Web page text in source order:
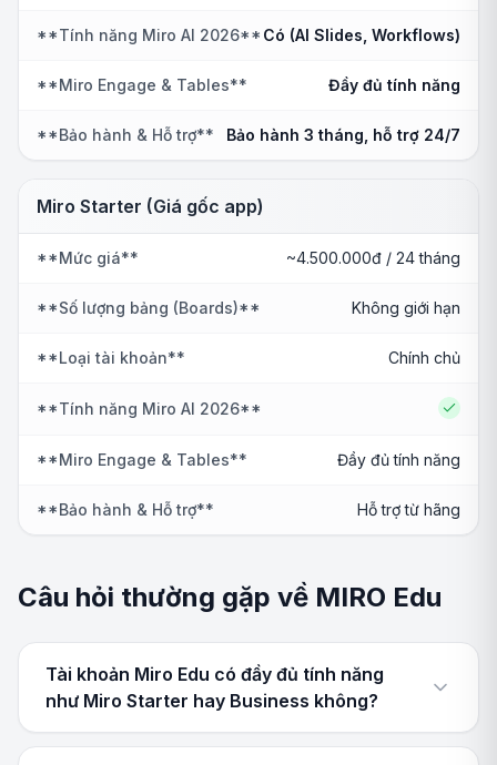
**Tính năng Miro AI 2026** Có (AI Slides, Workflows)
**Miro Engage & Tables** Đầy đủ tính năng
**Bảo hành & Hỗ trợ** Bảo hành 3 tháng, hỗ trợ 24/7
Miro Starter (Giá gốc app)
**Mức giá** ~4.500.000đ / 24 tháng
**Số lượng bảng (Boards)** Không giới hạn
**Loại tài khoản** Chính chủ
**Tính năng Miro AI 2026** Yes
**Miro Engage & Tables** Đầy đủ tính năng
**Bảo hành & Hỗ trợ** Hỗ trợ từ hãng
Câu hỏi thường gặp về MIRO Edu
Tài khoản Miro Edu có đầy đủ tính năng
như Miro Starter hay Business không?